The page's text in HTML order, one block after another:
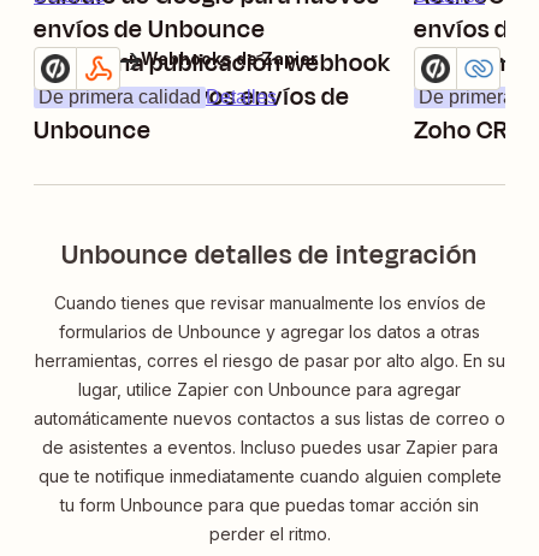
envíos de Unbounce
Crear una publicación webhook
a partir de nuevos envíos de
Unbounce
De primera calidad Detalles
Pruébalo
Unbounce + Webhooks de Zapier
envíos de
Añade
Zoho
De primera
Pruébalo
Unbounce +
Unbounce detalles de integración
Cuando tienes que revisar manualmente los envíos de
formularios de Unbounce y agregar los datos a otras
herramientas, corres el riesgo de pasar por alto algo. En su
lugar, utilice Zapier con Unbounce para agregar
automáticamente nuevos contactos a sus listas de correo o
de asistentes a eventos. Incluso puedes usar Zapier para
que te notifique inmediatamente cuando alguien complete
tu form Unbounce para que puedas tomar acción sin
perder el ritmo.